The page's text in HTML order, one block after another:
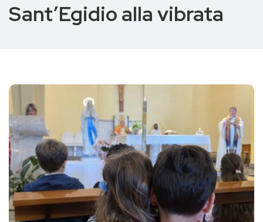
Sant’Egidio alla vibrata